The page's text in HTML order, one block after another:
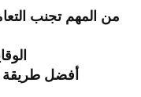
من المهم تجنب
أفضل طريقة